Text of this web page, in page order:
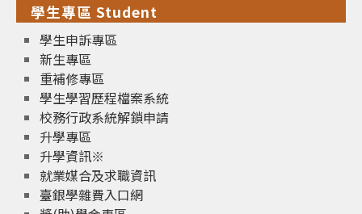
學生專區 Student
學生申訴專區
新生專區
重補修專區
學生學習歷程檔案系統
校務行政系統解鎖申請
升學專區
升學資訊※
就業媒合及求職資訊
臺銀學雜費入口網